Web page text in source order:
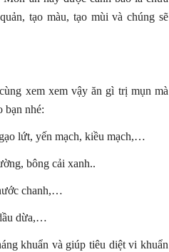
tạo màu, tạo mùi và chúng sẽ
xem xem vậy ăn gì trị mụn mà
bạn nhé:
lứt, yến mạch, kiều mạch,…
bông cải xanh..
chanh,…
dừa,…
khuẩn và giúp tiêu diệt vi khuẩn